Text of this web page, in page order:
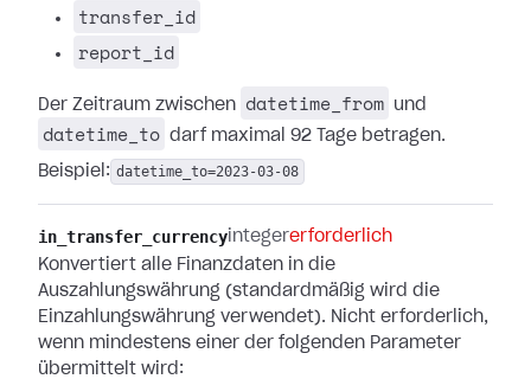
transfer_id
report_id
Der Zeitraum zwischen datetime_from und
datetime_to darf maximal 92 Tage betragen.
Beispiel: datetime_to=2023-03-08
in_transfer_currency integererforderlich
Konvertiert alle Finanzdaten in die
Auszahlungswährung (standardmäßig wird die
Einzahlungswährung verwendet). Nicht erforderlich,
wenn mindestens einer der folgenden Parameter
übermittelt wird: